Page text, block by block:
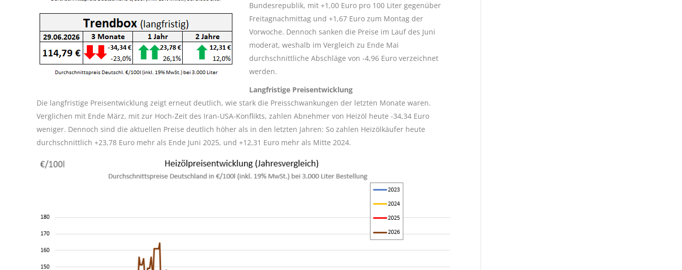
Bundesrepublik, mit +1,00 Euro pro 100 Liter gegenüber
Freitagnachmittag und +1,67 Euro zum Montag der
Vorwoche. Dennoch sanken die Preise im Lauf des Juni
moderat, weshalb im Vergleich zu Ende Mai
durchschnittliche Abschläge von -4,96 Euro verzeichnet
werden.
Langfristige Preisentwicklung
Die langfristige Preisentwicklung zeigt erneut deutlich, wie stark die Preisschwankungen der letzten Monate waren.
Verglichen mit Ende März, mit zur Hoch-Zeit des Iran-USA-Konflikts, zahlen Abnehmer von Heizöl heute -34,34 Euro
weniger. Dennoch sind die aktuellen Preise deutlich höher als in den letzten Jahren: So zahlen Heizölkäufer heute
durchschnittlich +23,78 Euro mehr als Ende Juni 2025, und +12,31 Euro mehr als Mitte 2024.